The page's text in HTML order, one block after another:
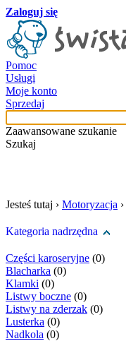
Zaloguj się
Pomoc
Usługi
Moje konto
Sprzedaj
Zaawansowane szukanie
Szukaj
Jesteś tutaj › Motoryzacja ›
Kategoria nadrzędna
Części karoseryjne (0)
Blacharka (0)
Klamki (0)
Listwy boczne (0)
Listwy na zderzak (0)
Lusterka (0)
Nadkola (0)